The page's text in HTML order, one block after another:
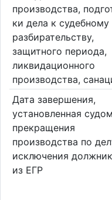
производства,
ки дела к судебному
разбирательству,
защитного периода,
ликвидационного
производства,
Дата завершения,
установленная
прекращения
производства по
исключения
из ЕГР